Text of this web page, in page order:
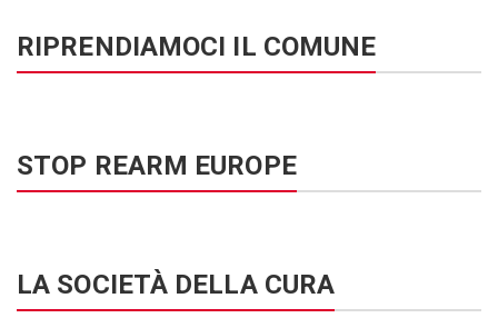
RIPRENDIAMOCI IL COMUNE
STOP REARM EUROPE
LA SOCIETÀ DELLA CURA